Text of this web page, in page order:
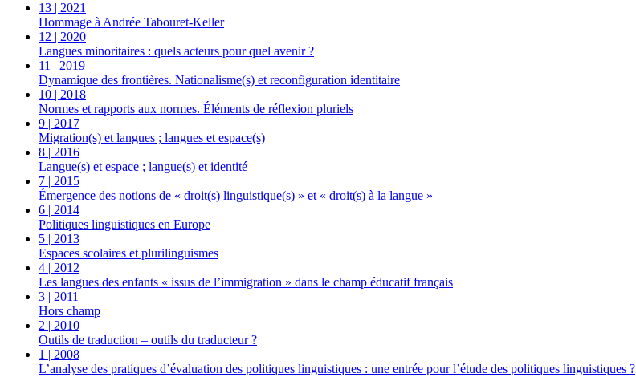
13 | 2021
Hommage à Andrée Tabouret-Keller
12 | 2020
Langues minoritaires : quels acteurs pour quel avenir ?
11 | 2019
Dynamique des frontières. Nationalisme(s) et reconfiguration identitaire
10 | 2018
Normes et rapports aux normes. Éléments de réflexion pluriels
9 | 2017
Migration(s) et langues ; langues et espace(s)
8 | 2016
Langue(s) et espace ; langue(s) et identité
7 | 2015
Émergence des notions de « droit(s) linguistique(s) » et « droit(s) à la langue »
6 | 2014
Politiques linguistiques en Europe
5 | 2013
Espaces scolaires et plurilinguismes
4 | 2012
Les langues des enfants « issus de l’immigration » dans le champ éducatif français
3 | 2011
Hors champ
2 | 2010
Outils de traduction – outils du traducteur ?
1 | 2008
L’analyse des pratiques d’évaluation des politiques linguistiques : une entrée pour l’étude des politiques linguistiques ?